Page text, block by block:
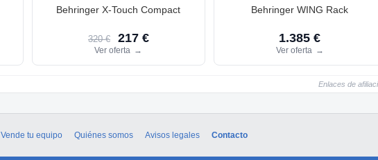
Behringer X-Touch Compact
320 € 217 €
Ver oferta →
Behringer WING Rack
1.385 €
Ver oferta →
Enlaces de
Vende tu equipo Quiénes somos Avisos legales Contacto